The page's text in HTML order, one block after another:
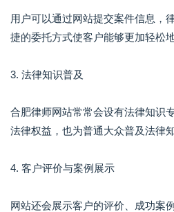
用户可以通过网站提交案件信息，
捷的委托方式使客户能够更加轻松
3. 法律知识普及
合肥律师网站常常会设有法律知识
法律权益，也为普通大众普及法律
4. 客户评价与案例展示
网站还会展示客户的评价、成功案